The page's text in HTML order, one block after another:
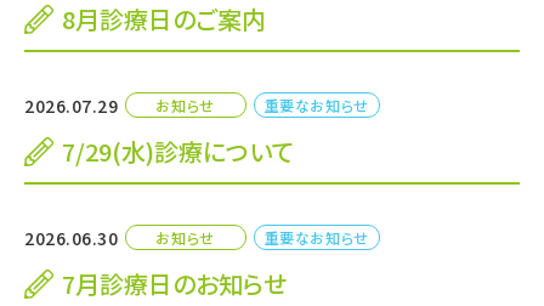
8月診療日のご案内
2026.07.29 お知らせ 重要なお知らせ
7/29(水)診療について
2026.06.30 お知らせ 重要なお知らせ
7月診療日のお知らせ